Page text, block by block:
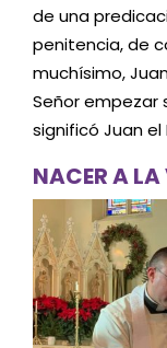
de una
penitencia, de
muchísimo,
Señor empezar
significó Juan el
NACER A